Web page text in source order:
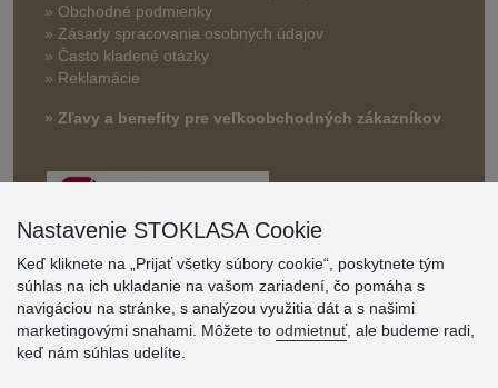
» Obchodné podmienky
» Zásady spracovania osobných údajov
» Často kladené otázky
» Reklamácie
» Zľavy a benefity pre veľkoobchodných zákazníkov
Hodnotenia
zákazníkov
Nastavenie STOKLASA Cookie
Keď kliknete na „Prijať všetky súbory cookie“, poskytnete tým
súhlas na ich ukladanie na vašom zariadení, čo pomáha s
navigáciou na stránke, s analýzou využitia dát a s našimi
marketingovými snahami. Môžete to odmietnuť, ale budeme radi,
keď nám súhlas udelíte.